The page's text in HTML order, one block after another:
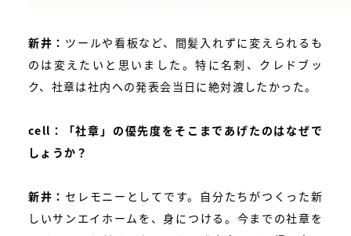
新井： ツールや看板など、間髪入れずに変えられるも
のは変えたいと思いました。特に名刺、クレドブッ
ク、社章は社内への発表会当日に絶対渡したかった。
cell：「社章」の優先度をそこまであげたのはなぜで
しょうか？
新井： セレモニーとしてです。自分たちがつくった新
しいサンエイホームを、身につける。今までの社章を